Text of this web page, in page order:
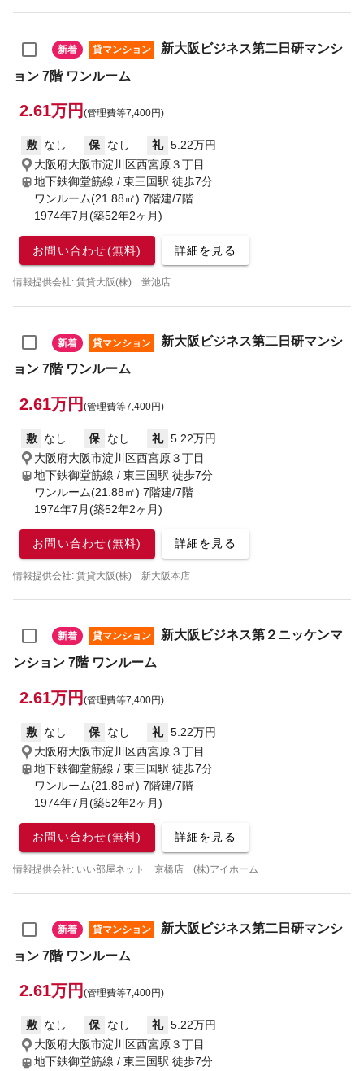
新着 貸マンション
新大阪ビジネス第二日研マンシ
ョン 7階 ワンルーム
2.61万円 (管理費等7,400円)
敷 なし 保 なし 礼 5.22万円
大阪府大阪市淀川区西宮原３丁目
地下鉄御堂筋線 / 東三国駅 徒歩7分
ワンルーム(21.88㎡) 7階建/7階
1974年7月(築52年2ヶ月)
お問い合わせ(無料) 詳細を見る
情報提供会社: 賃貸大阪(株) 蛍池店
新着 貸マンション
新大阪ビジネス第二日研マンシ
ョン 7階 ワンルーム
2.61万円 (管理費等7,400円)
敷 なし 保 なし 礼 5.22万円
大阪府大阪市淀川区西宮原３丁目
地下鉄御堂筋線 / 東三国駅 徒歩7分
ワンルーム(21.88㎡) 7階建/7階
1974年7月(築52年2ヶ月)
お問い合わせ(無料) 詳細を見る
情報提供会社: 賃貸大阪(株) 新大阪本店
新着 貸マンション
新大阪ビジネス第２ニッケンマ
ンション 7階 ワンルーム
2.61万円 (管理費等7,400円)
敷 なし 保 なし 礼 5.22万円
大阪府大阪市淀川区西宮原３丁目
地下鉄御堂筋線 / 東三国駅 徒歩7分
ワンルーム(21.88㎡) 7階建/7階
1974年7月(築52年2ヶ月)
お問い合わせ(無料) 詳細を見る
情報提供会社: いい部屋ネット 京橋店 (株)アイホーム
新着 貸マンション
新大阪ビジネス第二日研マンシ
ョン 7階 ワンルーム
2.61万円 (管理費等7,400円)
敷 なし 保 なし 礼 5.22万円
大阪府大阪市淀川区西宮原３丁目
地下鉄御堂筋線 / 東三国駅 徒歩7分